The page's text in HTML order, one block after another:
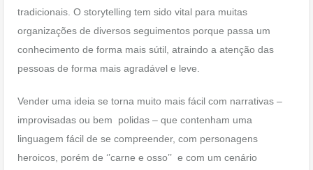
tradicionais. O storytelling tem sido vital para muitas
organizações de diversos seguimentos porque passa um
conhecimento de forma mais sútil, atraindo a atenção das
pessoas de forma mais agradável e leve.
Vender uma ideia se torna muito mais fácil com narrativas –
improvisadas ou bem polidas – que contenham uma
linguagem fácil de se compreender, com personagens
heroicos, porém de ‘’carne e osso’’ e com um cenário